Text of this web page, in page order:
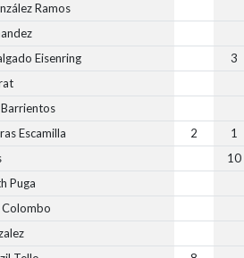
Ramos
Eisenring 3
Escamilla 2 1
10
Puga